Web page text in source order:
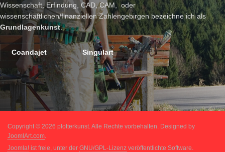
Wissenschaft, Erfindung, CAD, CAM, oder
wissenschaftlichen/finanziellen Zahlengebirgen bezeichne ich als
Grundlagenkunst.
Coandajet Singulart
Copyright © 2026 plotterkunst. Alle Rechte vorbehalten. Designed by
JoomlArt.com
Joomla! ist freie, unter der GNU/GPL-Lizenz veröffentlichte Software.